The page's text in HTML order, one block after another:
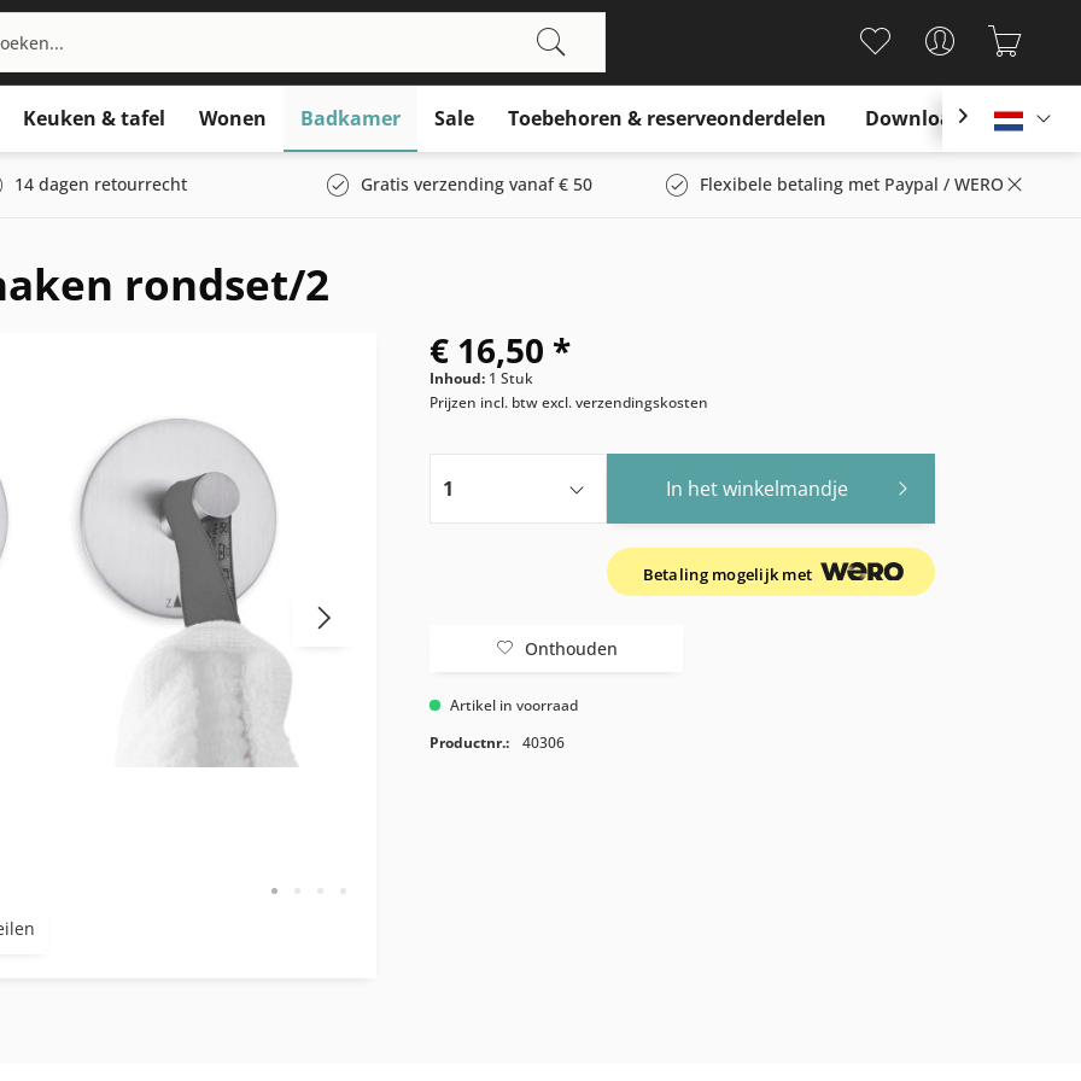
Keuken & tafel Wonen Badkamer Sale Toebehoren & reserveonderdelen Download
14 dagen retourrecht Gratis verzending vanaf € 50 Flexibele betaling met Paypal / WERO
rondset/2
€ 16,50 *
Inhoud: 1 Stuk
Prijzen incl. btwexcl. verzendingskosten
In het winkelmandje
Betaling mogelijk met
Onthouden
Artikel in voorraad
Productnr.:
40306